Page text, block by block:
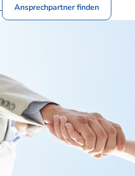
Ansprechpartner finden